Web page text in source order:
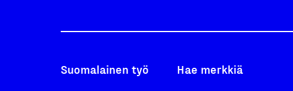
Suomalainen työ Hae merkkiä